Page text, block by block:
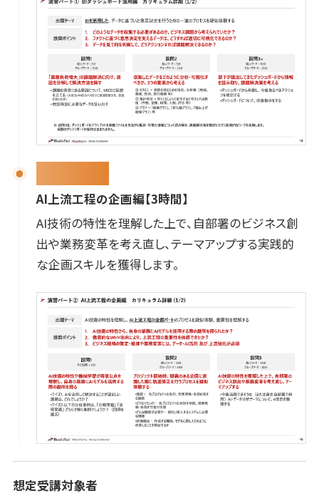
AI上流工程の企画編【3時間】
AI技術の特性を理解した上で、自部署のビジネス創
出や業務変革を考え直し、テーマアップする実践的
な企画スキルを獲得します。
想定受講対象者